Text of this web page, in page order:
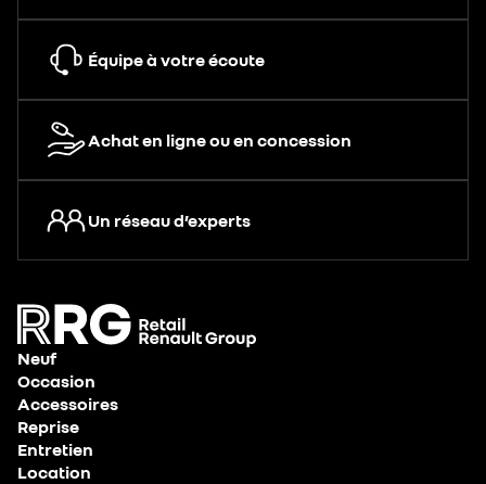
Équipe à votre écoute
Achat en ligne ou en concession
Un réseau d’experts
Neuf
Occasion
Accessoires
Reprise
Entretien
Location